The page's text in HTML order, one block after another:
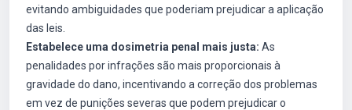
evitando ambiguidades que poderiam prejudicar a aplicação
das leis.
Estabelece uma dosimetria penal mais justa: As
penalidades por infrações são mais proporcionais à
gravidade do dano, incentivando a correção dos problemas
em vez de punições severas que podem prejudicar o